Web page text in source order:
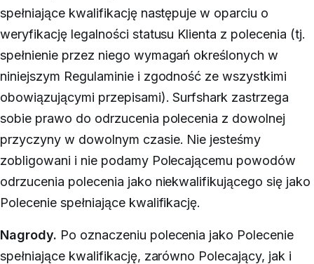
spełniające kwalifikację następuje w oparciu o
weryfikację legalności statusu Klienta z polecenia (tj.
spełnienie przez niego wymagań określonych w
niniejszym Regulaminie i zgodność ze wszystkimi
obowiązującymi przepisami). Surfshark zastrzega
sobie prawo do odrzucenia polecenia z dowolnej
przyczyny w dowolnym czasie. Nie jesteśmy
zobligowani i nie podamy Polecającemu powodów
odrzucenia polecenia jako niekwalifikującego się jako
Polecenie spełniające kwalifikację.
Nagrody. Po oznaczeniu polecenia jako Polecenie
spełniające kwalifikację, zarówno Polecający, jak i